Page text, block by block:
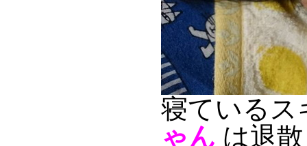
寝ている
ゃん は退